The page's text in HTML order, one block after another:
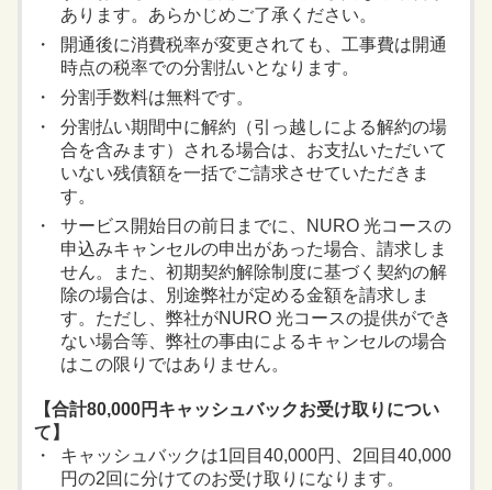
あります。あらかじめご了承ください。
開通後に消費税率が変更されても、工事費は開通
時点の税率での分割払いとなります。
分割手数料は無料です。
分割払い期間中に解約（引っ越しによる解約の場
合を含みます）される場合は、お支払いただいて
いない残債額を一括でご請求させていただきま
す。
サービス開始日の前日までに、NURO 光コースの
申込みキャンセルの申出があった場合、請求しま
せん。また、初期契約解除制度に基づく契約の解
除の場合は、別途弊社が定める金額を請求しま
す。ただし、弊社がNURO 光コースの提供ができ
ない場合等、弊社の事由によるキャンセルの場合
はこの限りではありません。
【合計80,000円キャッシュバックお受け取りについ
て】
キャッシュバックは1回目40,000円、2回目40,000
円の2回に分けてのお受け取りになります。